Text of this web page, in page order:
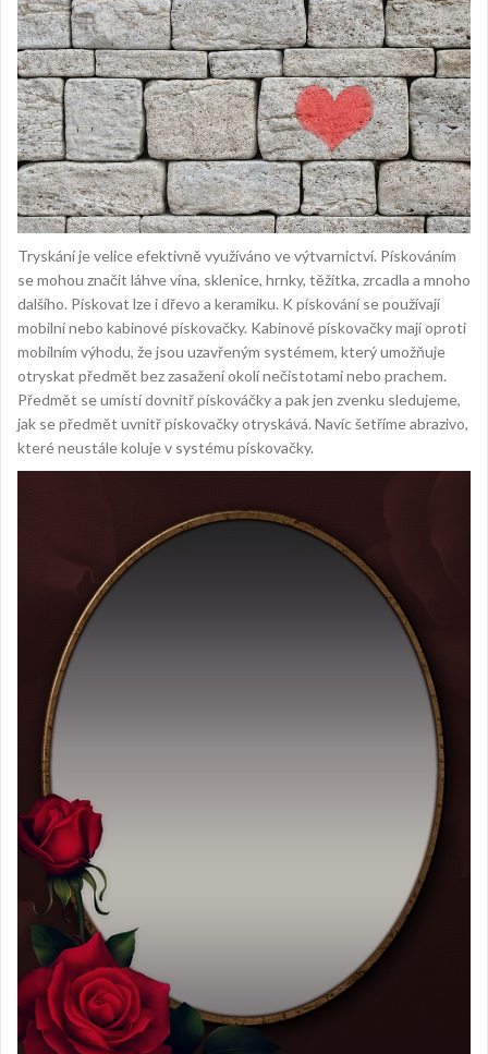
Tryskání je velice efektivně využíváno ve výtvarnictví. Pískováním
se mohou značit láhve vína, sklenice, hrnky, těžítka, zrcadla a mnoho
dalšího. Pískovat lze i dřevo a keramiku. K pískování se používají
mobilní nebo kabinové pískovačky. Kabinové pískovačky mají oproti
mobilním výhodu, že jsou uzavřeným systémem, který umožňuje
otryskat předmět bez zasažení okolí nečistotami nebo prachem.
Předmět se umístí dovnitř pískováčky a pak jen zvenku sledujeme,
jak se předmět uvnitř pískovačky otryskává. Navíc šetříme abrazivo,
které neustále koluje v systému pískovačky.